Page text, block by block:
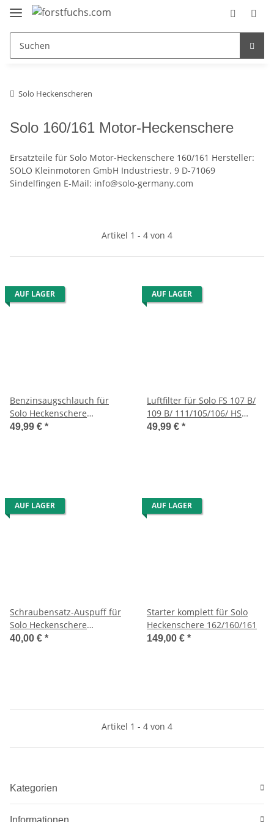
Solo Heckenscheren
Solo 160/161 Motor-Heckenschere
Ersatzteile für Solo Motor-Heckenschere 160/161 Hersteller:
SOLO Kleinmotoren GmbH Industriestr. 9 D-71069
Sindelfingen E-Mail: info@solo-germany.com
Artikel 1 - 4 von 4
AUF LAGER
Benzinsaugschlauch für
Solo Heckenschere
162/160/161
49,99 € *
AUF LAGER
Luftfilter für Solo FS 107 B/
109 B/ 111/105/106/ HS
162/160/161
49,99 € *
AUF LAGER
Schraubensatz-Auspuff für
Solo Heckenschere
162/160/161/ FS
40,00 € *
AUF LAGER
Starter komplett für Solo
Heckenschere 162/160/161
149,00 € *
Artikel 1 - 4 von 4
Kategorien
Informationen